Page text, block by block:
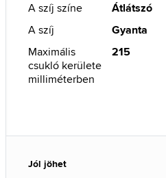
A szíj színe
Átlátszó
A szíj
Gyanta
Maximális
csukló kerülete
milliméterben
215
Jól jöhet